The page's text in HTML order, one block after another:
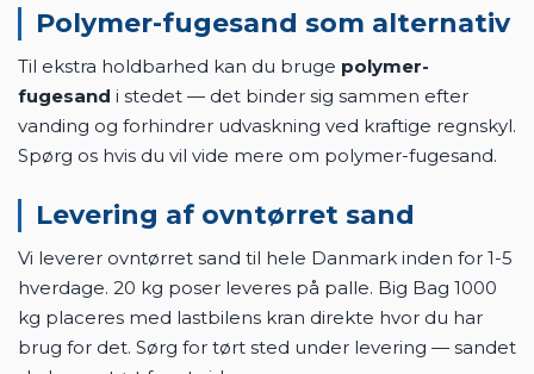
Polymer-fugesand som alternativ
Til ekstra holdbarhed kan du bruge polymer-
fugesand i stedet — det binder sig sammen efter
vanding og forhindrer udvaskning ved kraftige regnskyl.
Spørg os hvis du vil vide mere om polymer-fugesand.
Levering af ovntørret sand
Vi leverer ovntørret sand til hele Danmark inden for 1-5
hverdage. 20 kg poser leveres på palle. Big Bag 1000
kg placeres med lastbilens kran direkte hvor du har
brug for det. Sørg for tørt sted under levering — sandet